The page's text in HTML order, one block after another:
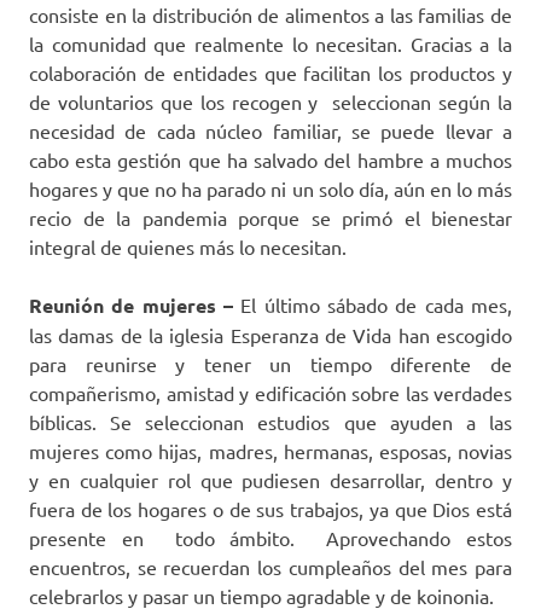
consiste en la distribución de alimentos a las familias de
la comunidad que realmente lo necesitan. Gracias a la
colaboración de entidades que facilitan los productos y
de voluntarios que los recogen y seleccionan según la
necesidad de cada núcleo familiar, se puede llevar a
cabo esta gestión que ha salvado del hambre a muchos
hogares y que no ha parado ni un solo día, aún en lo más
recio de la pandemia porque se primó el bienestar
integral de quienes más lo necesitan.
Reunión de mujeres – El último sábado de cada mes,
las damas de la iglesia Esperanza de Vida han escogido
para reunirse y tener un tiempo diferente de
compañerismo, amistad y edificación sobre las verdades
bíblicas. Se seleccionan estudios que ayuden a las
mujeres como hijas, madres, hermanas, esposas, novias
y en cualquier rol que pudiesen desarrollar, dentro y
fuera de los hogares o de sus trabajos, ya que Dios está
presente en todo ámbito. Aprovechando estos
encuentros, se recuerdan los cumpleaños del mes para
celebrarlos y pasar un tiempo agradable y de koinonia.